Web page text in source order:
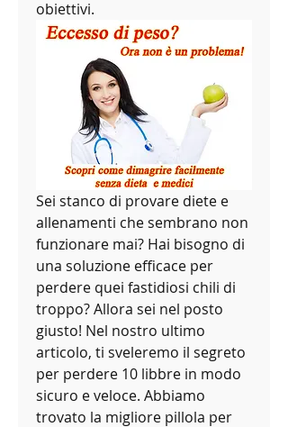
obiettivi.
Sei stanco di provare diete e
allenamenti che sembrano non
funzionare mai? Hai bisogno di
una soluzione efficace per
perdere quei fastidiosi chili di
troppo? Allora sei nel posto
giusto! Nel nostro ultimo
articolo, ti sveleremo il segreto
per perdere 10 libbre in modo
sicuro e veloce. Abbiamo
trovato la migliore pillola per